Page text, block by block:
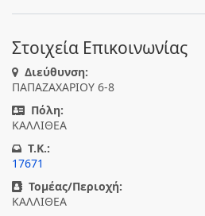
Στοιχεία Επικοινωνίας
Διεύθυνση:
ΠΑΠΑΖΑΧΑΡΙΟΥ 6-8
Πόλη:
ΚΑΛΛΙΘΕΑ
T.K.:
17671
Τομέας/Περιοχή:
ΚΑΛΛΙΘΕΑ